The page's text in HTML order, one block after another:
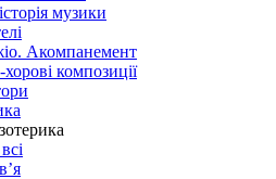
музики
Акомпанемент
композиції